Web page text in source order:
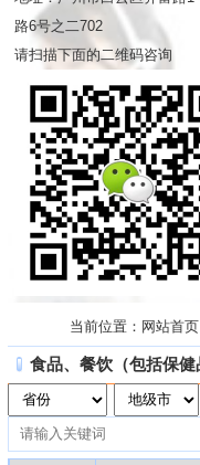
路6号之二702
请扫描下面的二维码咨询
当前位置： 网站首页
食品、餐饮（包括保健